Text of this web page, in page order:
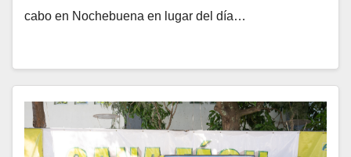
cabo en Nochebuena en lugar del día…